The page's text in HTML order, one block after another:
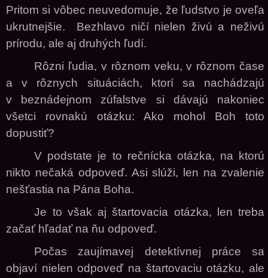
Pritom si vôbec neuvedomuje, že ľudstvo je oveľa
ukrutnejšie. Bezhlavo ničí nielen živú a neživú
prírodu, ale aj druhých ľudí.
Rôzni ľudia, v rôznom veku, v rôznom čase
a v rôznych situáciách, ktorí sa nachádzajú
v beznádejnom zúfalstve si dávajú nakoniec
všetci rovnakú otázku: Ako mohol Boh toto
dopustiť?
V podstate je to rečnícka otázka, na ktorú
nikto nečaká odpoveď. Asi slúži, len na zval enie
nešťastia na Pána Boha.
Je to však aj štartovacia otázka, len treba
začať hľadať na ňu odpoveď.
Počas zaujímavej detektívnej práce sa
objaví nielen odpoveď na štartovaciu otázku, ale